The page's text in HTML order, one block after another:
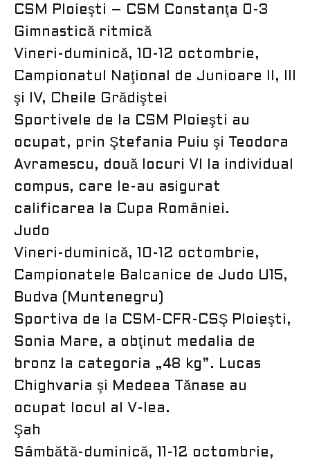
CSM Ploieşti – CSM Constanţa 0-3
Gimnastică ritmică
Vineri-duminică, 10-12 octombrie,
Campionatul Naţional de Junioare II, III
şi IV, Cheile Grădiştei
Sportivele de la CSM Ploieşti au
ocupat, prin Ştefania Puiu şi Teodora
Avramescu, două locuri VI la individual
compus, care le-au asigurat
calificarea la Cupa României.
Judo
Vineri-duminică, 10-12 octombrie,
Campionatele Balcanice de Judo U15,
Budva (Muntenegru)
Sportiva de la CSM-CFR-CSŞ Ploieşti,
Sonia Mare, a obţinut medalia de
bronz la categoria „48 kg”. Lucas
Chighvaria şi Medeea Tănase au
ocupat locul al V-lea.
Şah
Sâmbătă-duminică, 11-12 octombrie,